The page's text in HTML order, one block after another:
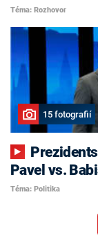
Téma: Rozhovor
15 fotografií
Pavel vs.
Téma: Politika